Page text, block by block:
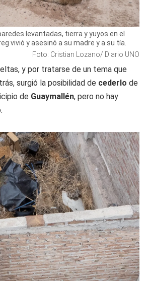
levantadas, tierra y yuyos en el
vivió y asesinó a su madre y a su tía.
Foto: Cristian Lozano/ Diario UNO
y por tratarse de un tema que
surgió la posibilidad de cederlo de
de Guaymallén, pero no hay